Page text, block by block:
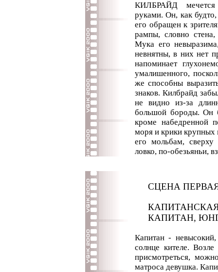
КИЛБРАЙД мечется
руками. Он, как
его обращен к
рампы, словно стена,
Мука его
невнятны, в них нет
напоминает
умалишенного,
же способны
знаков. Килбрайд
не видно из-за
большой бороды. Он
кроме набедренной
моря и крики крупных
его мольбам, сверху
ловко, по-обезьяньи,
СЦЕНА
КАПИТАН,
Капитан -
солнце кителе.
присмотреться,
матроса девушка.